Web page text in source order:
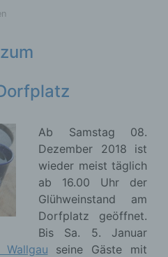
Ab Samstag 08.
Dezember 2018 ist
wieder meist täglich
ab 16.00 Uhr der
Glühweinstand am
Dorfplatz geöffnet.
Bis Sa. 5. Januar
Wallgau seine Gäste mit